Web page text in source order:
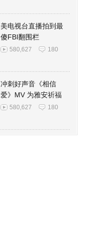
美电视台直播拍到最
傻FBI翻围栏
580,627 180
冲刺好声音《相信
爱》MV 为雅安祈福
580,627 180